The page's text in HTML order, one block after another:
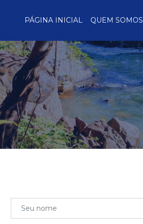
PÁGINA INICIAL QUEM SOMOS